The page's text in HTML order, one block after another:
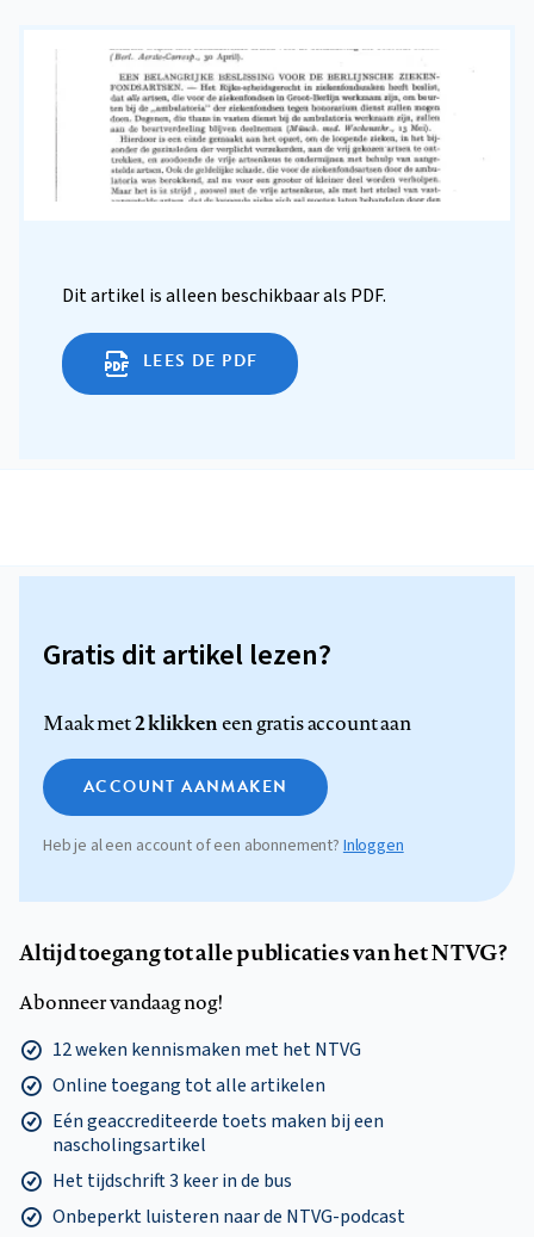
Dit artikel is alleen beschikbaar als PDF.
LEES DE PDF
Gratis dit artikel lezen?
Maak met2 klikkeneen gratis account aan
ACCOUNT AANMAKEN
Heb je al een account of een abonnement? Inloggen
Altijd toegang tot alle publicaties van het NTVG?
Abonneer vandaag nog!
12 weken kennismaken met het NTVG
Online toegang tot alle artikelen
Eén geaccrediteerde toets maken bij een
nascholingsartikel
Het tijdschrift 3 keer in de bus
Onbeperkt luisteren naar de NTVG-podcast